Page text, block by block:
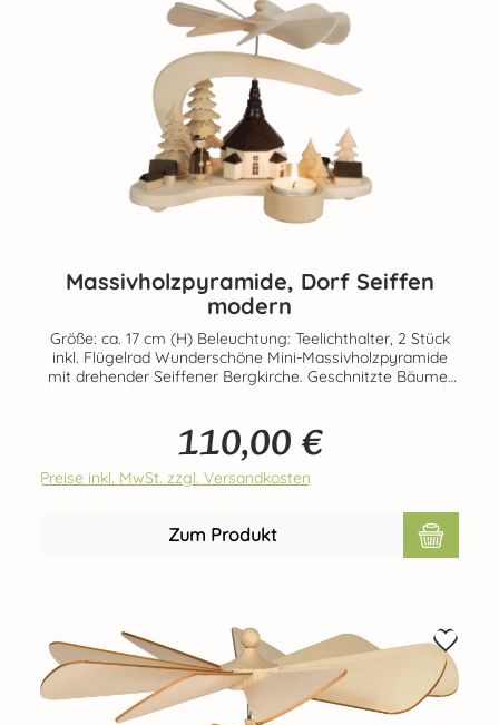
Massivholzpyramide, Dorf Seiffen
modern
Größe: ca. 17 cm (H) Beleuchtung: Teelichthalter, 2 Stück
inkl. Flügelrad Wunderschöne Mini-Massivholzpyramide
mit drehender Seiffener Bergkirche. Geschnitzte Bäume,
kleine Häuschen und ein Kurrendesänger zieren diese tolle
entweder mit einem Buch oder einem Stern ausgestattet!
Teelichter nicht im Set enthalten! Bestellbar unter der Art-
Nr. 70411-12-3818-P Echte Handarbeit aus dem Hause
RATAGS - Made in Germany - 100% original Erzgebirge
Regulärer Preis:
110,00 €
Preise inkl. MwSt. zzgl. Versandkosten
Zum Produkt